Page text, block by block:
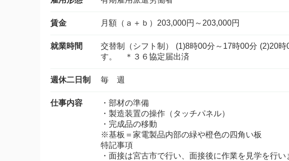
賃金 月額（ａ＋ｂ）203,000円～203,000円
就業時間
交替制（シフト制） (1)8時00分～17時00分 (2)20
す。 ＊３６協定届出済
週休二日制 毎 週
仕事内容
・部材の準備
・製造装置の操作（タッチパネル）
・完成品の移動
※基板＝家電製品内部の緑や橙色の四角い板
特記事項
・面接は宮古市で行い、面接後に作業を見学を行い